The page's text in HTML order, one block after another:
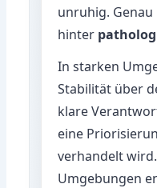
unruhig.
hinter
In starken
Stabilität über
klare
eine
verhandelt
Umgebungen